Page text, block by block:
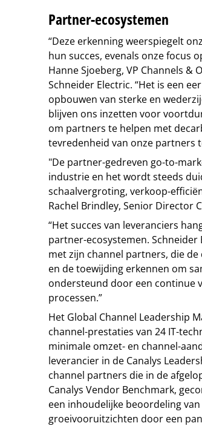
Partner-ecosystemen
“Deze erkenning weerspiegelt
hun succes, evenals onze focus
Hanne Sjoeberg, VP Channels &
Schneider Electric. “Het is een
opbouwen van sterke en
blijven ons inzetten voor
om partners te helpen met
tevredenheid van onze partners
"De partner-gedreven go-to-
industrie en het wordt steeds
schaalvergroting, verkoop-
Rachel Brindley, Senior Director
“Het succes van leveranciers
partner-ecosystemen.
met zijn channel partners, die
en de toewijding erkennen om
ondersteund door een continue
processen.”
Het Global Channel Leadership
channel-prestaties van 24 IT-
minimale omzet- en channel-
leverancier in de Canalys
channel partners die in de
Canalys Vendor Benchmark,
een inhoudelijke beoordeling
groeivooruitzichten door een